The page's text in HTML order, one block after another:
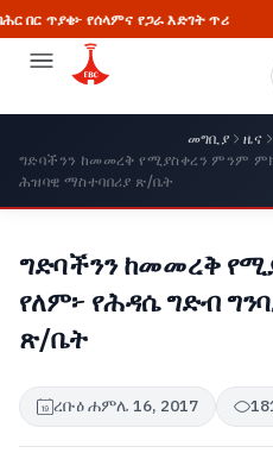
የሰላምና የጋራ እድገት ጥሪ 🔥
መግቢያ ዜና
ግድባችንን ከመመረቅ የሚያስቀረን ምንም
ሕዝባዊ ማስተባበሪያ ጽ/ቤት
ግድባችንን ከመመረቅ
የለም፦ የሕዳሴ ግድብ
ጽ/ቤት
ረቡዕ ሐምሌ 16, 2017